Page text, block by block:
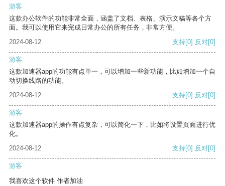
游客
这款办公软件的功能非常全面，涵盖了文档、表格、演示文稿等各个方
面。我可以使用它来完成日常办公的所有任务，非常方便。
2024-08-12
支持[0] 反对[0]
游客
这款加速器app的功能有点单一，可以增加一些新功能，比如增加一个自
动切换线路的功能。
2024-08-12
支持[0] 反对[0]
游客
这款加速器app的操作有点复杂，可以简化一下，比如将设置页面进行优
化。
2024-08-12
支持[0] 反对[0]
游客
我喜欢这个软件 作者加油